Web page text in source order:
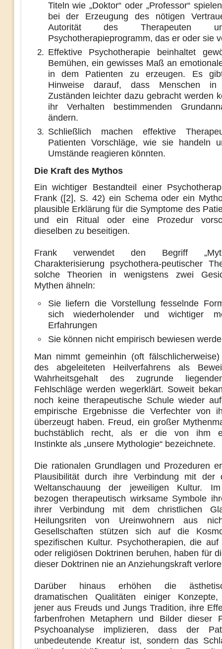
Titeln wie „Doktor“ oder „Professor“
bei der Erzeugung des nötigen
Autorität des Therapeuten
Psychotherapieprogramm, das er oder sie
Effektive Psychotherapie beinhaltet
Bemühen, ein gewisses Maß an
in dem Patienten zu erzeugen. Es
Hinweise darauf, dass Menschen in
Zuständen leichter dazu gebracht werden
ihr Verhalten bestimmenden
ändern.
Schließlich machen effektive
Patienten Vorschläge, wie sie handeln
Umstände reagieren könnten.
Die Kraft des Mythos
Ein wichtiger Bestandteil einer
Frank ([2], S. 42) ein Schema oder ein
plausible Erklärung für die Symptome des
und ein Ritual oder eine Prozedur
dieselben zu beseitigen.
Frank verwendet den Begriff
Charakterisierung psychothera-peutischer
solche Theorien in wenigstens zwei
Mythen ähneln:
Sie liefern die Vorstellung fesselnde
sich wiederholender und wichtiger
Erfahrungen
Sie können nicht empirisch bewiesen
Man nimmt gemeinhin (oft
des abgeleiteten Heilverfahrens als
Wahrheitsgehalt des zugrunde
Fehlschläge werden wegerklärt. Soweit
noch keine therapeutische Schule wieder
empirische Ergebnisse die Verfechter von
überzeugt haben. Freud, ein großer
buchstäblich recht, als er die von ihm
Instinkte als „unsere Mythologie“ bezeichnete.
Die rationalen Grundlagen und Prozeduren
Plausibilität durch ihre Verbindung mit der
Weltanschauung der jeweiligen Kultur.
bezogen therapeutisch wirksame Symbole
ihrer Verbindung mit dem christlichen
Heilungsriten von Ureinwohnern aus
Gesellschaften stützen sich auf die
spezifischen Kultur. Psychotherapien, die auf
oder religiösen Doktrinen beruhen, haben für
dieser Doktrinen nie an Anziehungskraft
Darüber hinaus erhöhen die
dramatischen Qualitäten einiger Konzepte,
jener aus Freuds und Jungs Tradition, ihre
farbenfrohen Metaphern und Bilder dieser
Psychoanalyse implizieren, dass der
unbedeutende Kreatur ist, sondern das